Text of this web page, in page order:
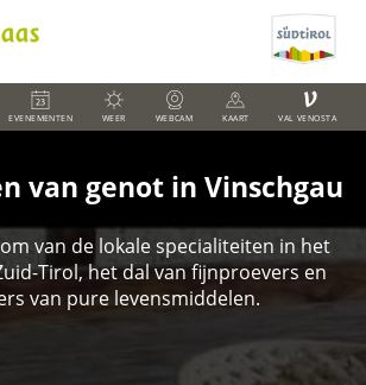
EVENEMENTEN WEER WEBCAM KAART
V
VAL VENOSTA
van genot in Vinschgau
van de lokale specialiteiten in het
Tirol, het dal van fijnproevers en
van pure levensmiddelen.